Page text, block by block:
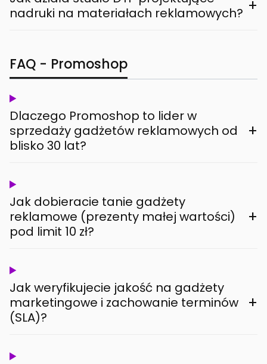
nadruki na materiałach reklamowych? +
FAQ - Promoshop
Dlaczego Promoshop to lider w
sprzedaży gadżetów reklamowych od
blisko 30 lat?
+
Jak dobieracie tanie gadżety
reklamowe (prezenty małej wartości)
pod limit 10 zł?
+
Jak weryfikujecie jakość na gadżety
marketingowe i zachowanie terminów
(SLA)?
+